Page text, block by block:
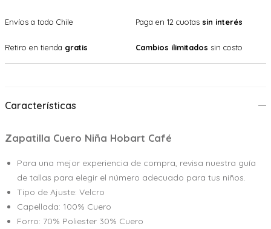
Envíos a todo Chile Paga en 12 cuotas sin interés
Retiro en tienda gratis Cambios ilimitados sin costo
Características
Zapatilla Cuero Niña Hobart Café
Para una mejor experiencia de compra, revisa nuestra guía
de tallas para elegir el número adecuado para tus niños.
Tipo de Ajuste: Velcro
Capellada: 100% Cuero
Forro: 70% Poliester 30% Cuero